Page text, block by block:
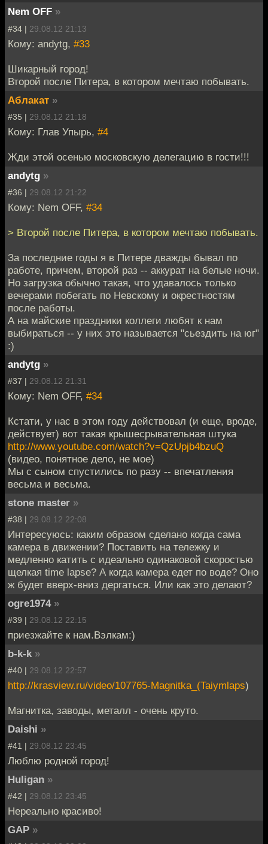
Nem OFF »
#34 | 29.08.12 21:13
Кому: andytg, #33
Шикарный город!
Второй после Питера, в котором мечтаю побывать.
Аблакат »
#35 | 29.08.12 21:18
Кому: Глав Упырь, #4
Жди этой осенью московскую делегацию в гости!!!
andytg »
#36 | 29.08.12 21:22
Кому: Nem OFF, #34
> Второй после Питера, в котором мечтаю побывать.
За последние годы я в Питере дважды бывал по
работе, причем, второй раз -- аккурат на белые ночи.
Но загрузка обычно такая, что удавалось только
вечерами побегать по Невскому и окрестностям
после работы.
А на майские праздники коллеги любят к нам
выбираться -- у них это называется "сьездить на юг"
:)
andytg »
#37 | 29.08.12 21:31
Кому: Nem OFF, #34
Кстати, у нас в этом году действовал (и еще, вроде,
действует) вот такая крышесрывательная штука
http://www.youtube.com/watch?v=QzUpjb4bzuQ
(видео, понятное дело, не мое)
Мы с сыном спустились по разу -- впечатления
весьма и весьма.
stone master »
#38 | 29.08.12 22:08
Интересуюсь: каким образом сделано когда сама
камера в движении? Поставить на тележку и
медленно катить с идеально одинаковой скоростью
щелкая time lapse? А когда камера едет по воде? Оно
ж будет вверх-вниз дергаться. Или как это делают?
ogre1974 »
#39 | 29.08.12 22:15
приезжайте к нам.Вэлкам:)
b-k-k »
#40 | 29.08.12 22:57
http://krasview.ru/video/107765-Magnitka_(Taiymlaps)
Магнитка, заводы, металл - очень круто.
Daishi »
#41 | 29.08.12 23:45
Люблю родной город!
Huligan »
#42 | 29.08.12 23:45
Нереально красиво!
GAP »